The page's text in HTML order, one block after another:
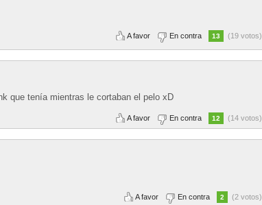
A favor En contra 13 (19 votos)
que tenía mientras le cortaban el pelo xD
A favor En contra 12 (14 votos)
A favor En contra 2 (2 votos)